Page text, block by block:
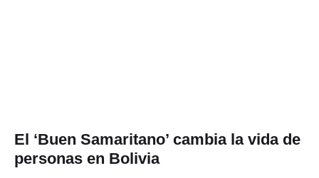
El ‘Buen Samaritano’ cambia la vida de
personas en Bolivia